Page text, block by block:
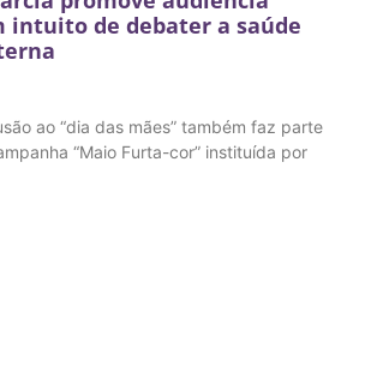
intuito de debater a saúde
ao “dia das mães” também faz parte
“Maio Furta-cor” instituída por